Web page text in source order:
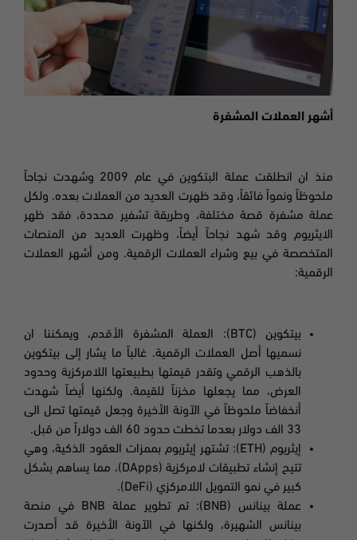
أشهر العملات المشفرة
منذ ان انطلقت عملة البتكوين في عام 2009 وشهدت نجاحاً
ملحوظاً ونمواً فائقاً، وقد ظهرت العديد من العملات بعده. ولكل
عملة مشفرة قصة مختلفة، وطريقة تشفير محددة، فقد ظهر
الايثريوم وقد شهد نجاحاً أيضاً، وظهرت العديد من المنصات
المتخصصة في بيع وشراء العملات الرقمية. ومن أشهر العملات
الرقمية:
بيتكوين (BTC): العملة المشفرة الأقدم، ويمكننا ان
نسميها أصل العملات الرقمية. غالباً ما يشار إلى بيتكوين
بالذهب الرقمي وتقدر قيمتها بطبيعتها اللامركزية وحدود
العرض، مما يجعلها مخزناً للقيمة. ولكنها أيضاً شهدت
أنخفاضاً ملحوظاً في الآونة الأخيرة وجعل قيمتها تصل الى
33 الف دولار بعدما تخطت حدود 60 الف دولاراً من قبل.
إيثريوم (ETH): تشتهر إيثريوم بممزات العقود الذكية، وهي
تتيح إنشاء تطبيقات لامركزية (DApps)، مما يساهم بشكل
كبير في نمو التمويل اللامركزي (DeFi).
عملة بينانس (BNB): تم تطوير عملة BNB في منصة
بينانس الشهيرة، ولكنها في الآونة الأخيرة قد أصدرت